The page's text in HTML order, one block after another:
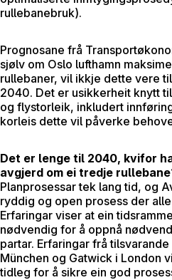
rullebanebruk).
Prognosane frå
sjølv om Oslo lufthamn
rullebaner, vil ikkje dette vere
2040. Det er usikkerheit knytt
og flystorleik, inkludert
korleis dette vil påverke
Det er lenge til 2040, kvifor
avgjerd om ei tredje
Planprosessar tek lang tid, og
ryddig og open prosess der
Erfaringar viser at ein
nødvendig for å oppnå
partar. Erfaringar frå
München og Gatwick i London
tidleg for å sikre ein god